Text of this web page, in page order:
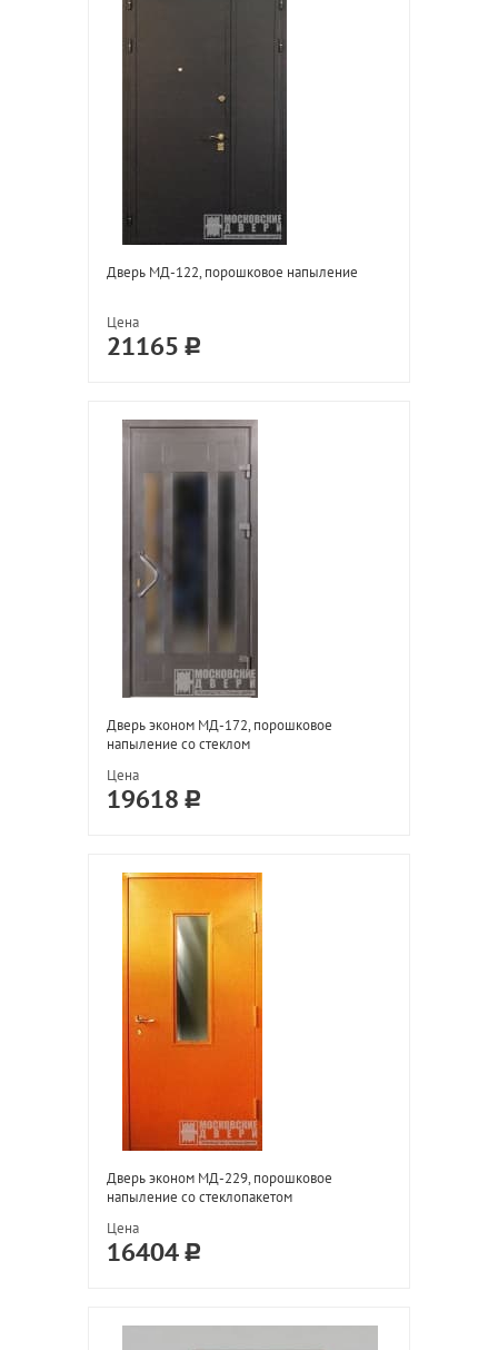
Дверь МД-122, порошковое напыление
Цена
21165
Дверь эконом МД-172, порошковое
напыление со стеклом
Цена
19618
Дверь эконом МД-229, порошковое
напыление со стеклопакетом
Цена
16404